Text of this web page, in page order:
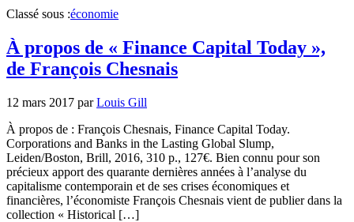
Classé sous :économie
À propos de « Finance Capital Today »,
de François Chesnais
12 mars 2017 parLouis Gill
À propos de : François Chesnais, Finance Capital Today.
Corporations and Banks in the Lasting Global Slump,
Leiden/Boston, Brill, 2016, 310 p., 127€. Bien connu pour son
précieux apport des quarante dernières années à l’analyse du
capitalisme contemporain et de ses crises économiques et
financières, l’économiste François Chesnais vient de publier dans la
collection « Historical […]